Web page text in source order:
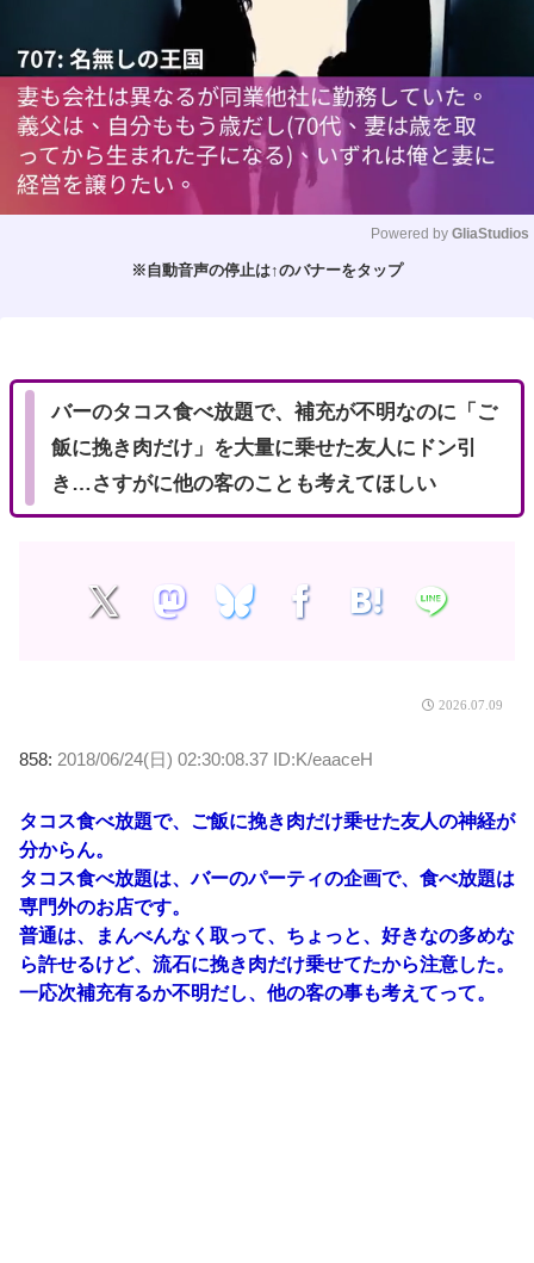
Powered by GliaStudios
※自動音声の停止は↑のバナーをタップ
バーのタコス食べ放題で、補充が不明なのに「ご
飯に挽き肉だけ」を大量に乗せた友人にドン引
き…さすがに他の客のことも考えてほしい
2026.07.09
858: 2018/06/24(日) 02:30:08.37 ID:K/eaaceH
タコス食べ放題で、ご飯に挽き肉だけ乗せた友人の神経が
分からん。
タコス食べ放題は、バーのパーティの企画で、食べ放題は
専門外のお店です。
普通は、まんべんなく取って、ちょっと、好きなの多めな
ら許せるけど、流石に挽き肉だけ乗せてたから注意した。
一応次補充有るか不明だし、他の客の事も考えてって。